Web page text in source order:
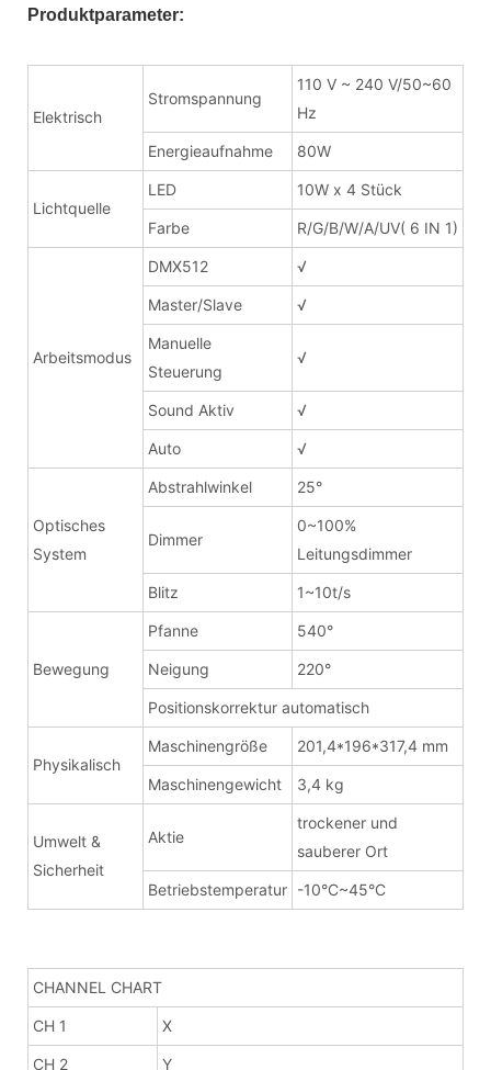
Produktparameter:
Elektrisch
Stromspannung
110 V ~ 240 V/50~60
Hz
Energieaufnahme 80W
Lichtquelle
LED 10W x 4 Stück
Farbe R/G/B/W/A/UV( 6 IN 1)
Arbeitsmodus
DMX512 √
Master/Slave √
Manuelle
Steuerung
√
Sound Aktiv √
Auto √
Optisches
System
Abstrahlwinkel 25°
Dimmer
0~100%
Leitungsdimmer
Blitz 1~10t/s
Bewegung
Pfanne 540°
Neigung 220°
Positionskorrektur automatisch
Physikalisch
Maschinengröße 201,4*196*317,4 mm
Maschinengewicht 3,4 kg
Umwelt &
Sicherheit
Aktie
trockener und
sauberer Ort
Betriebstemperatur -10°C~45°C
CHANNEL CHART
CH 1 X
CH 2 Y